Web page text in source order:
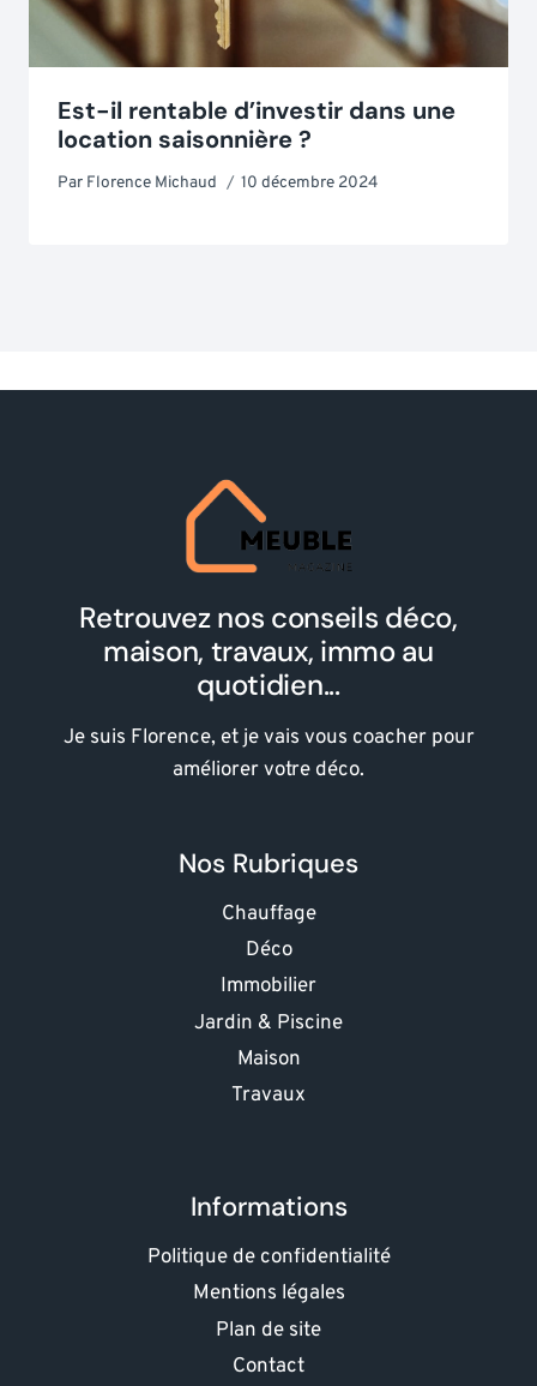
Est-il rentable d’investir dans une
location saisonnière ?
Par Florence Michaud 10 décembre 2024
Retrouvez nos conseils déco,
maison, travaux, immo au
quotidien...
Je suis Florence, et je vais vous coacher pour
améliorer votre déco.
Nos Rubriques
Chauffage
Déco
Immobilier
Jardin & Piscine
Maison
Travaux
Informations
Politique de confidentialité
Mentions légales
Plan de site
Contact